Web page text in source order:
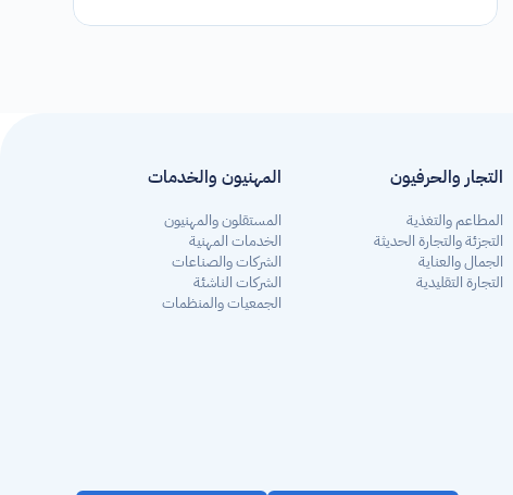
التجار والحرفيون المهنيون والخدمات
المطاعم والتغذية
التجزئة والتجارة الحديثة
الجمال والعناية
التجارة التقليدية
المستقلون والمهنيون
الخدمات المهنية
الشركات والصناعات
الشركات الناشئة
الجمعيات والمنظمات